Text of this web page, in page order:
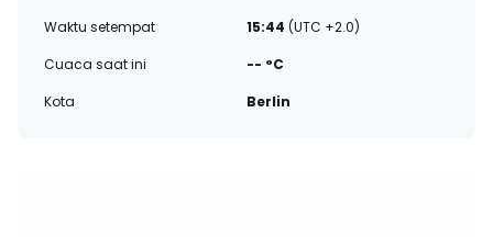
Waktu setempat
15:44 (UTC +2.0)
Cuaca saat ini
-- °C
Kota
Berlin